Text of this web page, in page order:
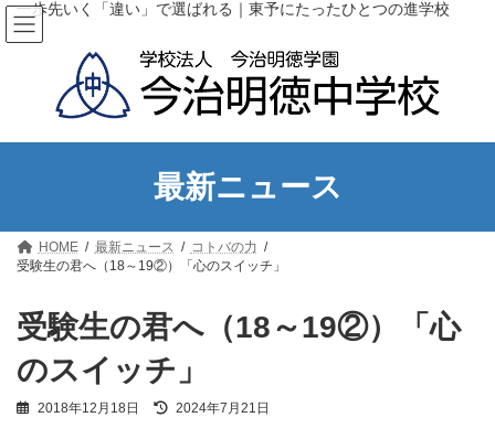
コ
ン
テ
キ
ナ
ビ
ゲ
に
一歩先いく「違い」で選ばれる｜東予にたったひとつの進学校
最新ニュース
HOME 最新ニュース
コトバの力
受験生の君へ（18～19②）「心のスイッチ」
受験生の君へ（18～19②）「心
のスイッチ」
2018年12月18日
最
2024年7月21日